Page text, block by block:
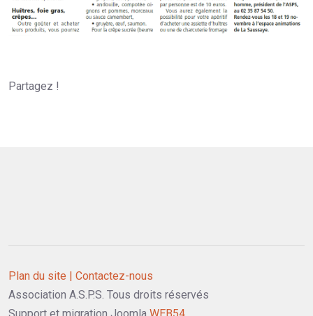
Partagez !
Plan du site |
Contactez-nous
Association A.S.P.S. Tous droits réservés